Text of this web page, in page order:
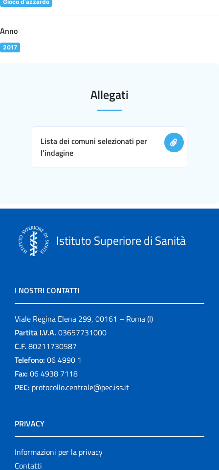
Gioco d'azzardo
Anno
2017
Allegati
Lista dei comuni selezionati per
l'indagine
Istituto Superiore di Sanità
I NOSTRI CONTATTI
Viale Regina Elena 299, 00161 – Roma (I)
Partita I.V.A. 03657731000
C.F. 80211730587
Telefono: 06 4990 1
Fax: 06 4938 7118
PEC: protocollo.centrale@pec.iss.it
PRIVACY
Informazioni per la privacy
Contatti